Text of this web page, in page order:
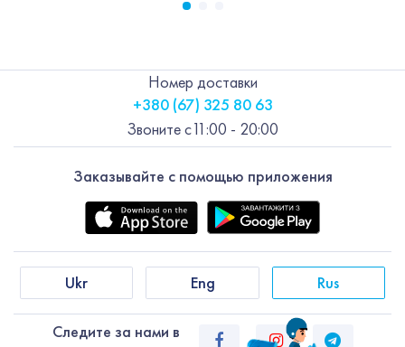
Заказывайте с помощью приложения
Следите за нами в
Ukr Eng Rus
Номер доставки
+380 (67) 325 80 63
Звоните с11:00 - 20:00